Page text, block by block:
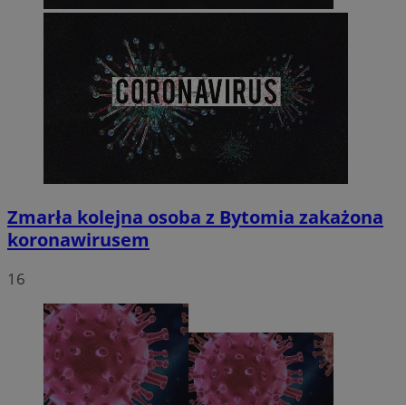
Zmarła kolejna osoba z Bytomia zakażona
koronawirusem
16